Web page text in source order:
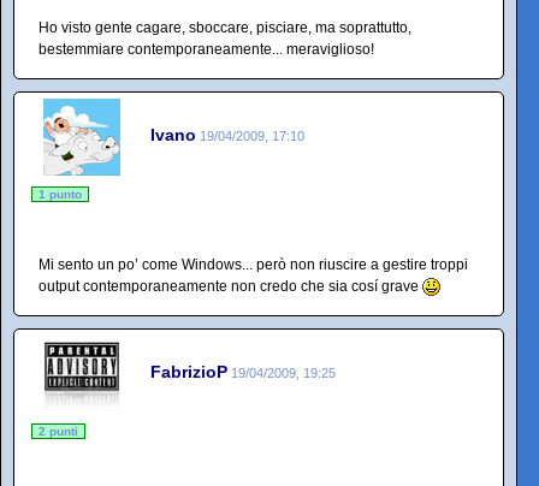
Ho visto gente cagare, sboccare, pisciare, ma soprattutto,
bestemmiare contemporaneamente... meraviglioso!
Ivano 19/04/2009, 17:10
1 punto
Mi sento un po’ come Windows... però non riuscire a gestire troppi
output contemporaneamente non credo che sia cosí grave
FabrizioP 19/04/2009, 19:25
2 punti